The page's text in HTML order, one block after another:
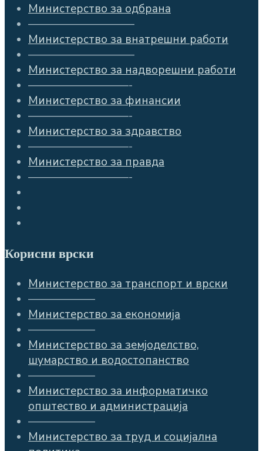
Министерство за одбрана
—————————–
Министерство за внатрешни работи
—————————–
Министерство за надворешни работи
—————————-
Министерство за финансии
—————————-
Министерство за здравство
—————————-
Министерство за правда
—————————-
Корисни врски
Министерство за транспорт и врски
——————
Министерство за економија
——————
Министерство за земјоделство,
шумарство и водостопанство
——————
Министерство за информатичко
општество и администрација
——————
Министерство за труд и социјална